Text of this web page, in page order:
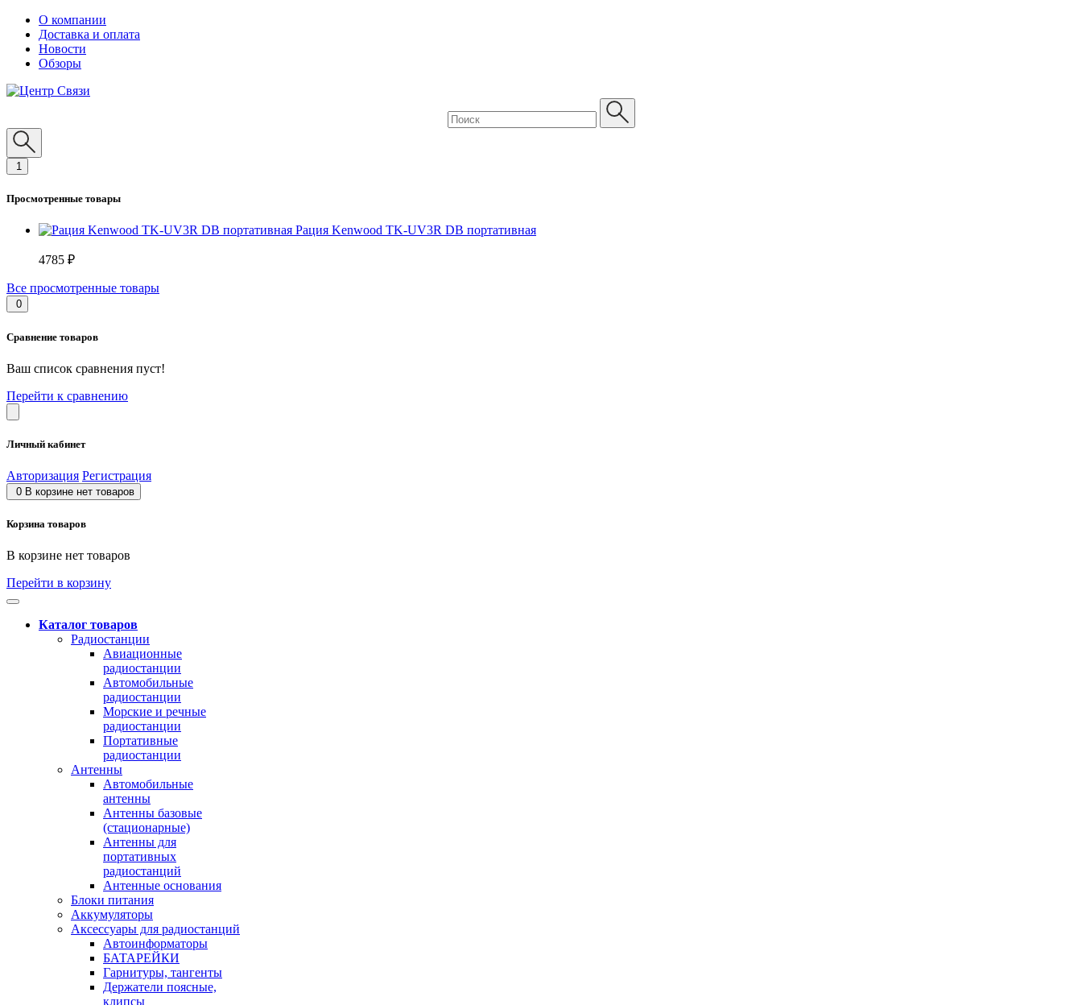
О компании
Доставка и оплата
Новости
Обзоры
1
Просмотренные товары
Рация Kenwood TK-UV3R DB портативная
4785 ₽
Все просмотренные товары
0
Сравнение товаров
Ваш список сравнения пуст!
Перейти к сравнению
Личный кабинет
Авторизация Регистрация
0 В корзине нет товаров
Корзина товаров
В корзине нет товаров
Перейти в корзину
Каталог товаров
Радиостанции
Авиационные
радиостанции
Автомобильные
радиостанции
Морские и речные
радиостанции
Портативные
радиостанции
Антенны
Автомобильные
антенны
Антенны базовые
(стационарные)
Антенны для
портативных
радиостанций
Антенные основания
Блоки питания
Аккумуляторы
Аксессуары для радиостанций
Автоинформаторы
БАТАРЕЙКИ
Гарнитуры, тангенты
Держатели поясные,
клипсы